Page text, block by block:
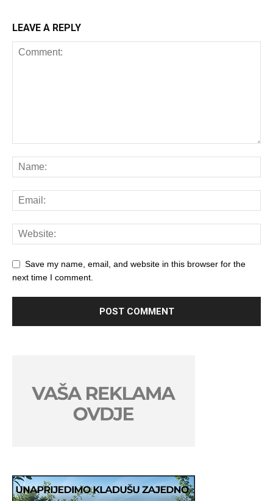
LEAVE A REPLY
Save my name, email, and website in this browser for the
next time I comment.